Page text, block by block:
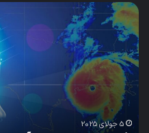
پای
هوش
مصنوعی
به
آب
هوا
هم
کشیده
5 جولای 2025